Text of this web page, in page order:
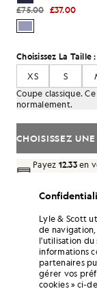
£75.00 £37.00
Choisissez La Taille :
XS
S
Coupe classique.
normalement.
CHOISISSEZ
Payez 12.33en
Livraison
gratuits.
Gagnez le
points «222»
6 points =
DÉTAILS DU
Lyle & Scott
de
l'utilisation du
informations
partenaires
gérer vos
cookies » ci-